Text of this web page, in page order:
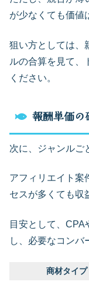
が少なくても価値
狙い方としては、
ルの合算を見て、
ください。
報酬単価の
次に、ジャンルご
アフィリエイト案
セスが多くても収
目安として、
し、必要なコンバ
商材タイプ